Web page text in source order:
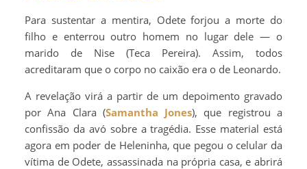
Para sustentar a mentira, Odete forjou a morte do
filho e enterrou outro homem no lugar dele — o
marido de Nise (Teca Pereira). Assim, todos
acreditaram que o corpo no caixão era o de Leonardo.
A revelação virá a partir de um depoimento gravado
por Ana Clara (Samantha Jones), que registrou a
confissão da avó sobre a tragédia. Esse material está
agora em poder de Heleninha, que pegou o celular da
vítima de Odete, assassinada na própria casa, e abrirá